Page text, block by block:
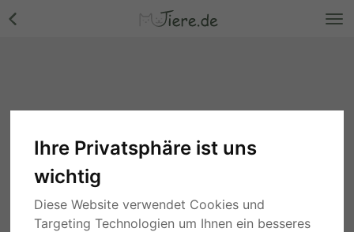
Ihre Privatsphäre ist uns
wichtig
Diese Website verwendet Cookies und
Targeting Technologien um Ihnen ein besseres